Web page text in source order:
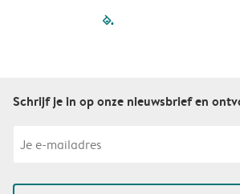
filled-
Schrijf je in op onze nieuwsbrief en